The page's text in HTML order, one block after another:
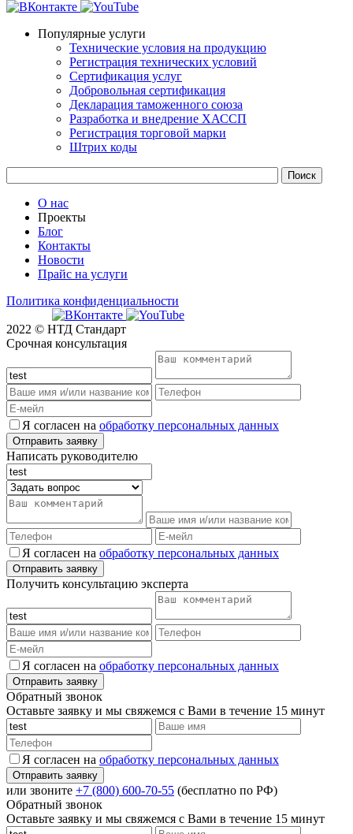
Популярные услуги
Технические условия на продукцию
Регистрация технических условий
Сертификация услуг
Добровольная сертификация
Декларация таможенного союза
Разработка и внедрение ХАССП
Регистрация торговой марки
Штрих коды
О нас
Проекты
Блог
Контакты
Новости
Прайс на услуги
Политика конфиденциальности
2022 © НТД Стандарт
Срочная консультация
Я согласен на обработку персональных данных
Написать руководителю
Я согласен на обработку персональных данных
Получить консультацию эксперта
Я согласен на обработку персональных данных
Обратный звонок
Оставьте заявку и мы свяжемся с Вами в течение 15 минут
Я согласен на обработку персональных данных
или звоните +7 (800) 600-70-55 (бесплатно по РФ)
Обратный звонок
Оставьте заявку и мы свяжемся с Вами в течение 15 минут